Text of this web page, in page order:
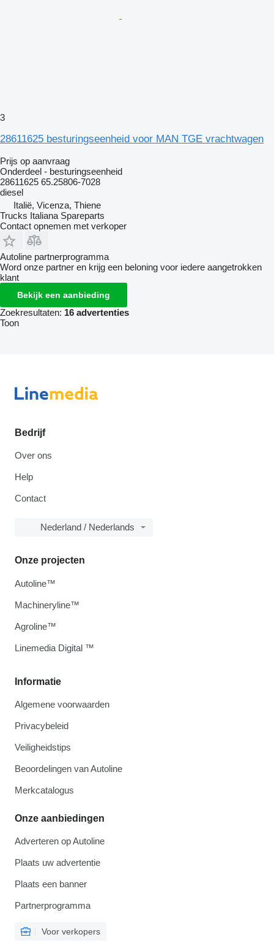
3
28611625 besturingseenheid voor MAN TGE vrachtwagen
Prijs op aanvraag
Onderdeel - besturingseenheid
28611625 65.25806-7028
diesel
Italië, Vicenza, Thiene
Trucks Italiana Spareparts
Contact opnemen met verkoper
Autoline partnerprogramma
Word onze partner en krijg een beloning voor iedere aangetrokken
klant
Bekijk een aanbieding
Zoekresultaten: 16 advertenties
Toon
Bedrijf
Over ons
Help
Contact
Nederland / Nederlands
Informatie
Algemene voorwaarden
Privacybeleid
Veiligheidstips
Beoordelingen van Autoline
Merkcatalogus
Onze aanbiedingen
Adverteren op Autoline
Plaats uw advertentie
Plaats een banner
Partnerprogramma
Voor verkopers
Onze projecten
Autoline™
Machineryline™
Agroline™
Linemedia Digital ™